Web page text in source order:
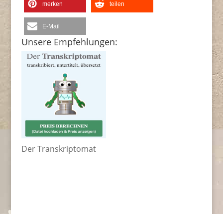
merken teilen
E-Mail
Unsere Empfehlungen:
Der Transkriptomat